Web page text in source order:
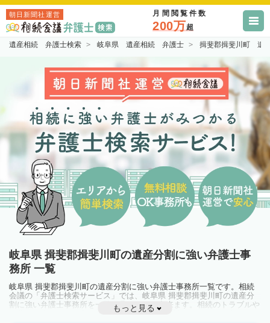
朝日新聞社運営 月間閲覧件数
200万超
遺産相続 弁護士検索 岐阜県 遺産相続 弁護士 揖斐郡揖斐川町 遺
岐阜県 揖斐郡揖斐川町の遺産分割に強い弁護士事
務所 一覧
岐阜県 揖斐郡揖斐川町の遺産分割に強い弁護士事務所一覧です。相続
会議の「弁護士検索サービス」では、岐阜県 揖斐郡揖斐川町の遺産分
割に強い弁護士事務所を一覧で見ることが出来ます。相続のトラブルや
お悩みを抱えている方は一度近隣の弁護士に相談してみましょう。
もっと見る